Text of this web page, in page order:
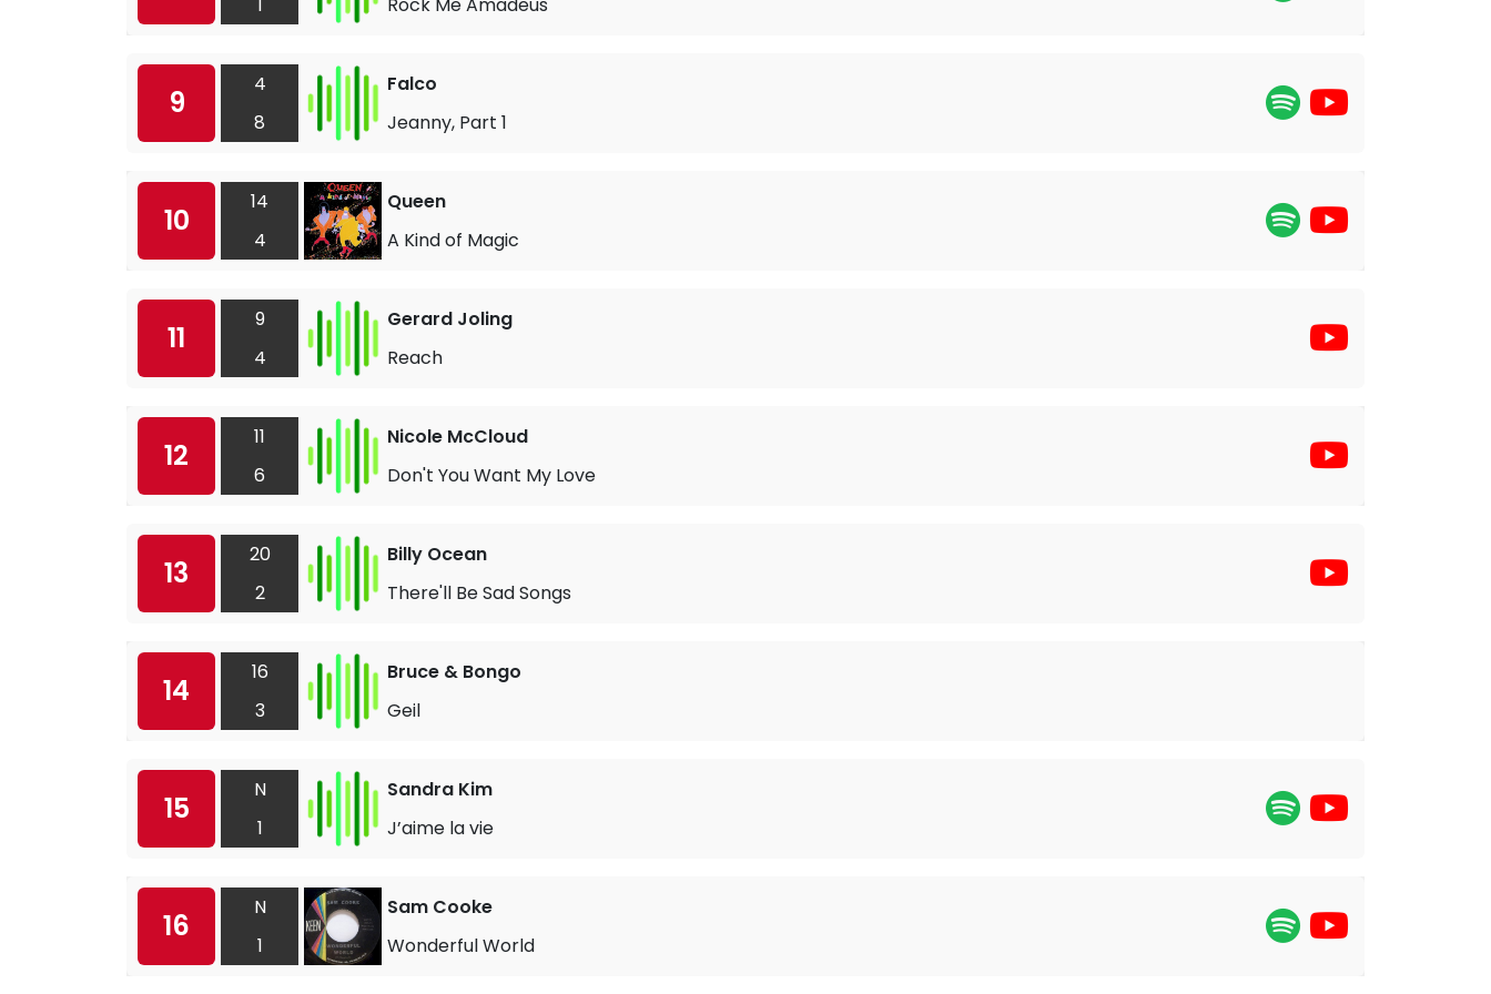
9
4
8
Falco
Jeanny, Part 1
10
14
4
Queen
A Kind of Magic
11
9
4
Gerard Joling
Reach
12
11
6
Nicole McCloud
Don't You Want My Love
13
20
2
Billy Ocean
There'll Be Sad Songs
14
16
3
Bruce & Bongo
Geil
15
N
1
Sandra Kim
J’aime la vie
16
N
1
Sam Cooke
Wonderful World